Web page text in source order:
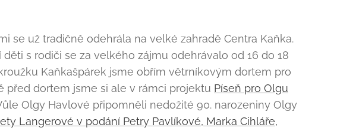
se už tradičně odehrála na velké zahradě Centra Kaňka.
s rodiči se za velkého zájmu odehrávalo od 16 do 18
Kaňkašpárek jsme obřím větrníkovým dortem pro
před dortem jsme si ale v rámci projektu Píseň pro Olgu
Olgy Havlové připomněli nedožité 90. narozeniny Olgy
Langerové v podání Petry Pavlíkové, Marka Cihláře,